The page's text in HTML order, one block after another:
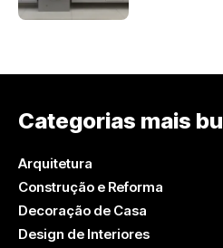
Categorias mais
Arquitetura
Construção e Reforma
Decoração de Casa
Design de Interiores